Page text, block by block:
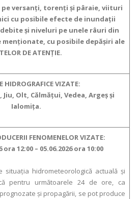
versanți, torenți și pâraie, viituri
cu posibile efecte de inundații
și niveluri pe unele râuri din
cu posibile depășiri ale
DE ATENȚIE.
HIDROGRAFICE VIZATE:
Olt, Călmăţui, Vedea, Argeş şi
Ialomiţa.
FENOMENELOR VIZATE:
ora 12:00 – 05.06.2026 ora 10:00
hidrometeorologică actuală și
pentru următoarele 24 de ore, ca
și propagării, se pot produce